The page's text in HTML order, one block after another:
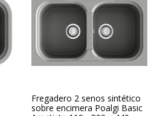
Fregadero 2 senos sintético
sobre encimera Poalgi Basic